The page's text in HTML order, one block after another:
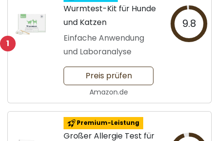
1
Wurmtest-Kit für Hunde
und Katzen
Einfache Anwendung
und Laboranalyse
9.8
Preis prüfen
Amazon.de
Premium-Leistung
Großer Allergie Test für